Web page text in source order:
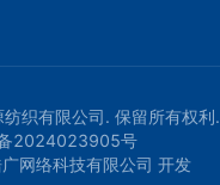
织有限公司. 保留所有权利.
2024023905号
网络科技有限公司 开发